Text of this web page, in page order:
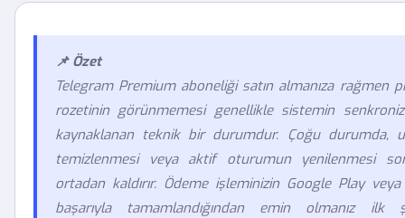
📌 Özet
Telegram Premium aboneliği satın almanıza rağmen
rozetinin görünmemesi genellikle sistemin
kaynaklanan teknik bir durumdur. Çoğu durumda,
temizlenmesi veya aktif oturumun yenilenmesi
ortadan kaldırır. Ödeme işleminizin Google Play
başarıyla tamamlandığından emin olmanız ilk